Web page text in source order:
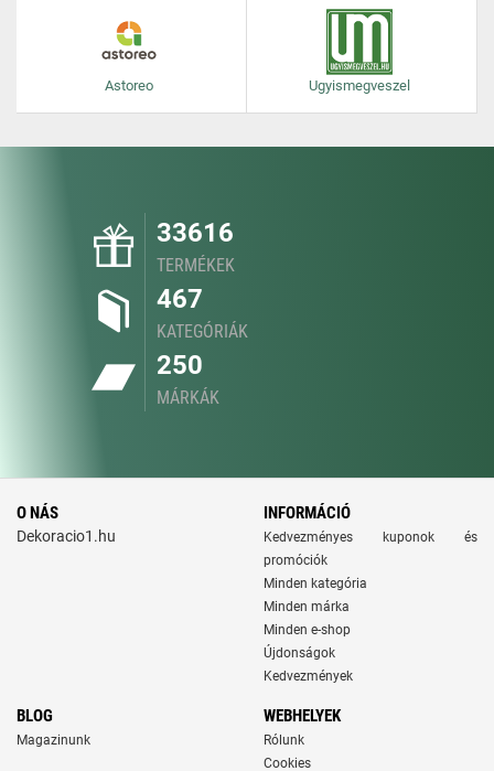
Astoreo Ugyismegveszel
33616
TERMÉKEK
467
KATEGÓRIÁK
250
MÁRKÁK
O NÁS
Dekoracio1.hu
INFORMÁCIÓ
Kedvezményes kuponok és
promóciók
Minden kategória
Minden márka
Minden e-shop
Újdonságok
Kedvezmények
BLOG
Magazinunk
WEBHELYEK
Rólunk
Cookies